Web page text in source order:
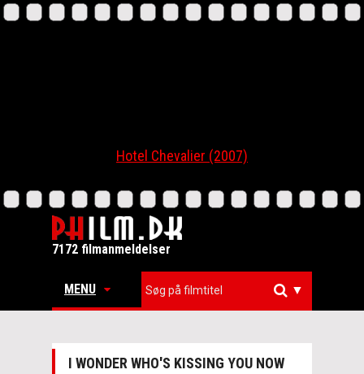
Hotel Chevalier (2007)
7172 filmanmeldelser
MENU ▼
I WONDER WHO'S KISSING YOU NOW